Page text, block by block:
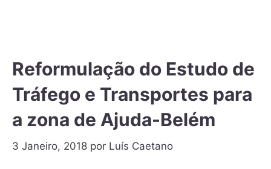
Reformulação do Estudo de
Tráfego e Transportes para
a zona de Ajuda-Belém
3 Janeiro, 2018 por Luís Caetano